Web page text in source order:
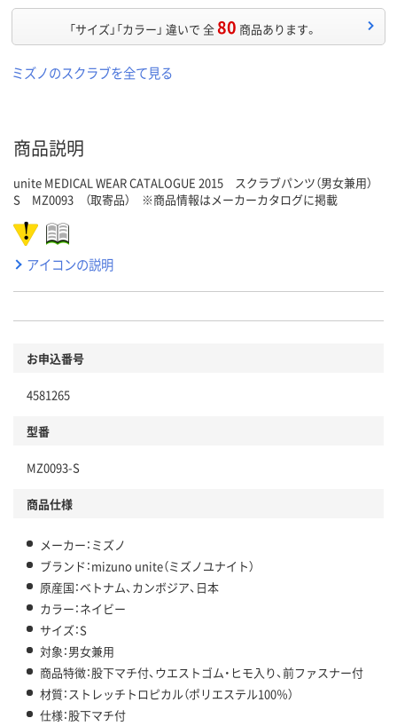
「サイズ」「カラー」 違いで 全80 商品あります。
ミズノのスクラブを全て見る
商品説明
unite MEDICAL WEAR CATALOGUE 2015 スクラブパンツ（男女兼用）
S MZ0093 （取寄品） ※商品情報はメーカーカタログに掲載
アイコンの説明
お申込番号
4581265
型番
MZ0093-S
商品仕様
メーカー：ミズノ
ブランド：mizuno unite（ミズノユナイト）
原産国：ベトナム、カンボジア、日本
カラー：ネイビー
サイズ：S
対象：男女兼用
商品特徴：股下マチ付、ウエストゴム・ヒモ入り、前ファスナー付
材質：ストレッチトロピカル（ポリエステル100％）
仕様：股下マチ付